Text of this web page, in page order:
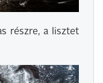
részre, a lisztet